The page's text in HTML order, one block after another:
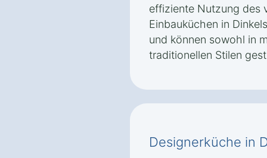
effiziente Nutzung des
Einbauküchen in
und können sowohl in
traditionellen Stilen
Designerküche in